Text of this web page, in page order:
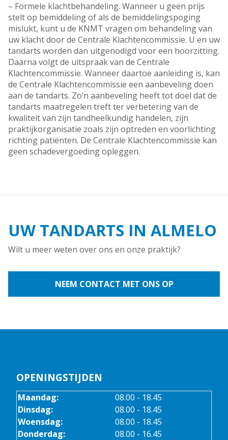
– Formele klachtbehandeling. Wanneer u geen prijs
stelt op bemiddeling of als de bemiddelingspoging
mislukt, kunt u de KNMT vragen om behandeling van
uw klacht door de Centrale Klachtencommissie. U en uw
tandarts worden dan uitgenodigd voor een hoorzitting.
Daarna volgt de uitspraak van de Centrale
Klachtencommissie. Wanneer daartoe aanleiding is, kan
de Centrale Klachtencommissie een aanbeveling doen
aan de tandarts. Zo’n aanbeveling heeft tot doel dat de
tandarts maatregelen treft ter verbetering van de
kwaliteit van zijn tandheelkundig handelen, zijn
praktijkorganisatie zoals zijn optreden en voorlichting
richting patiënten. De Centrale Klachtencommissie kan
geen schadevergoeding opleggen.
UW TANDARTS IN ALMELO
Wilt u meer weten over ons en onze praktijk?
NEEM CONTACT MET ONS OP
OPENINGSTIJDEN
Maandag:
08.00 - 18.45
Dinsdag:
08.00 - 18.45
Woensdag:
08.00 - 18.45
Donderdag:
08.00 - 16.45